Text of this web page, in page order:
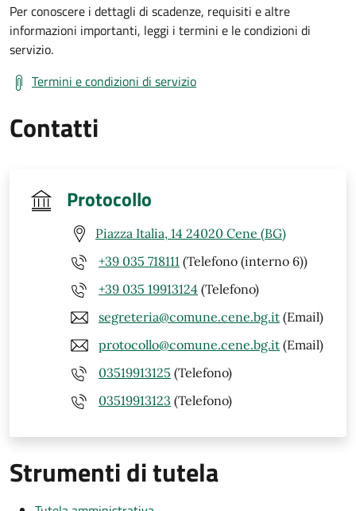
Per conoscere i dettagli di scadenze, requisiti e altre
informazioni importanti, leggi i termini e le condizioni di
servizio.
Termini e condizioni di servizio
Contatti
Protocollo
Piazza Italia, 14 24020 Cene (BG)
+39 035 718111 (Telefono (interno 6))
+39 035 19913124 (Telefono)
segreteria@comune.cene.bg.it (Email)
protocollo@comune.cene.bg.it (Email)
03519913125 (Telefono)
03519913123 (Telefono)
Strumenti di tutela